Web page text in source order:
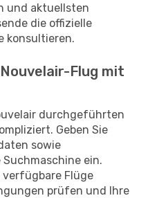
und aktuellsten
die offizielle
konsultieren.
Flug mit
durchgeführten
Geben Sie
sowie
ein.
verfügbare Flüge
prüfen und Ihre